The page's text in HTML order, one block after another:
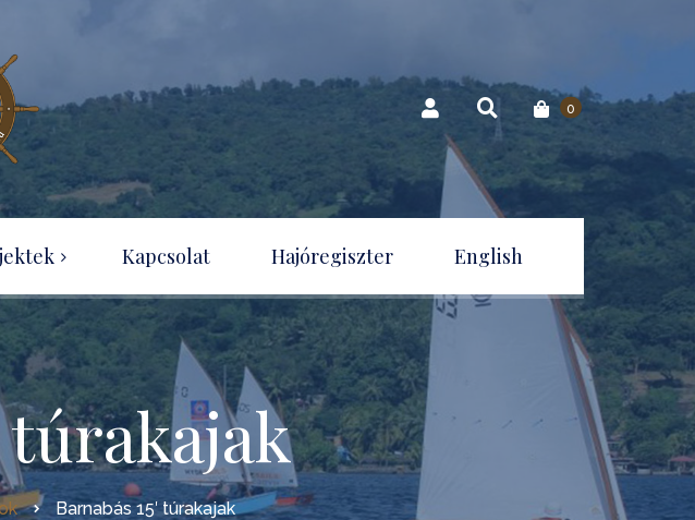
0
házilag
projekt
Kapcsolat Hajóregiszter English
túrakajak
Barnabás 15′ túrakajak